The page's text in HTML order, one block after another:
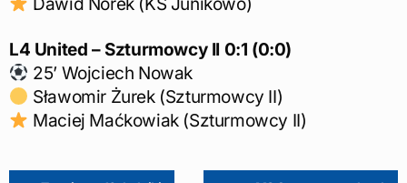
Dawid Norek (KS Junikowo)
L4 United – Szturmowcy II 0:1 (0:0)
25’ Wojciech Nowak
Sławomir Żurek (Szturmowcy II)
Maciej Maćkowiak (Szturmowcy II)